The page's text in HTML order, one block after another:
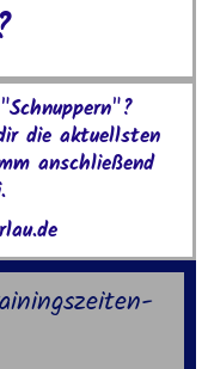
die aktuellsten
anschließend